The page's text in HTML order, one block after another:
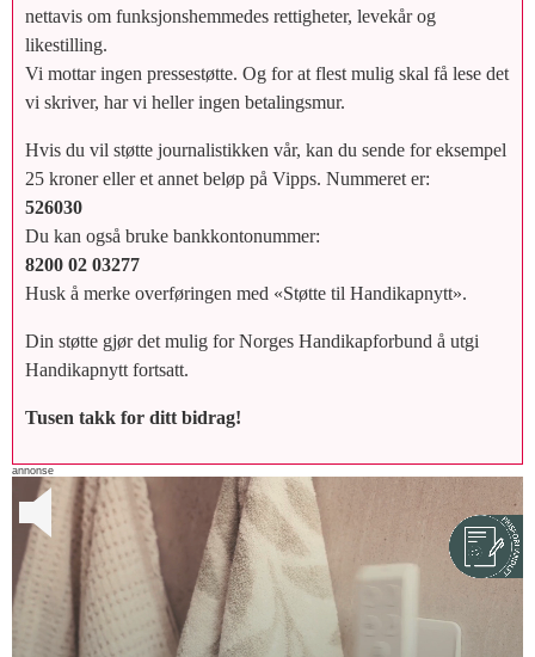
nettavis om funksjonshemmedes rettigheter, levekår og
likestilling.
Vi mottar ingen pressestøtte. Og for at flest mulig skal få lese det
vi skriver, har vi heller ingen betalingsmur.
Hvis du vil støtte journalistikken vår, kan du sende for eksempel
25 kroner eller et annet beløp på Vipps. Nummeret er:
526030
Du kan også bruke bankkontonummer:
8200 02 03277
Husk å merke overføringen med «Støtte til Handikapnytt».
Din støtte gjør det mulig for Norges Handikapforbund å utgi
Handikapnytt fortsatt.
Tusen takk for ditt bidrag!
annonse